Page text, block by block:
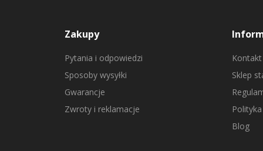
Zakupy
Pytania i odpowiedzi
Sposoby wysyłki
Gwarancje
Zwroty i reklamacje
Kontakt
Sklep
Blog